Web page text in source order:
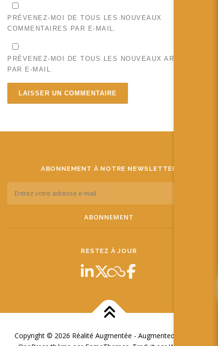
PRÉVENEZ-MOI DE TOUS LES NOUVEAUX
COMMENTAIRES PAR E-MAIL.
PRÉVENEZ-MOI DE TOUS LES NOUVEAUX ARTICLES
PAR E-MAIL.
ABONNEMENT À NOTRE NEWSLETTER
RESTEZ À JOUR
Copyright © 2026 Réalité Augmentée - Augmented Reality